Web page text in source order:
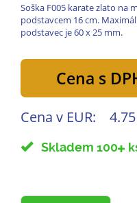
Soška F005 karate zlato na
podstavcem 16 cm.
podstavec je 60 x 25 mm.
Cena s
Cena v EUR:
Skladem 100